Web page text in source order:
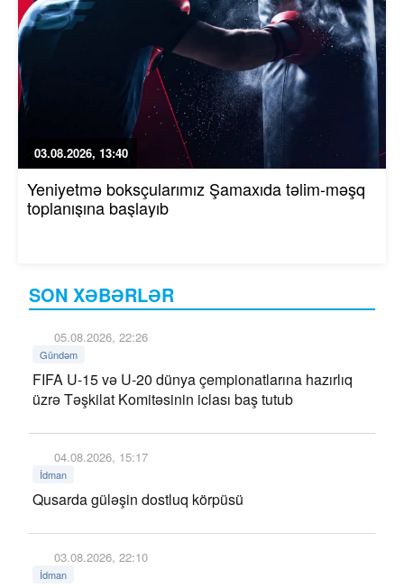
SON XƏBƏRLƏR
05.08.2026, 22:26
Gündəm
FIFA U-15 və U-20 dünya çempionatlarına hazırlıq
üzrə Təşkilat Komitəsinin iclası baş tutub
04.08.2026, 15:17
İdman
Qusarda güləşin dostluq körpüsü
03.08.2026, 22:10
İdman
03.08.2026, 13:40
Yeniyetmə boksçularımız Şamaxıda təlim-məşq
toplanışına başlayıb